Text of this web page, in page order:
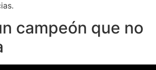
campeón que no